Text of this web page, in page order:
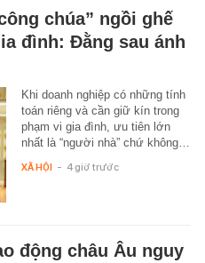
chúa” ngồi ghế
đình: Đằng sau ánh
Khi doanh nghiệp có những tính
toán riêng và cần giữ kín trong
phạm vi gia đình, ưu tiên lớn
nhất là “người nhà” chứ không…
XÃ HỘI - 4 giờ trước
động châu Âu nguy